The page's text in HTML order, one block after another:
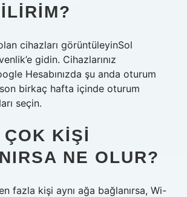
cihazları görüntüleyinSol
gidin. Cihazlarınız
Hesabınızda şu anda oturum
son birkaç hafta içinde oturum
seçin.
KIŞI
NE OLUR?
fazla kişi aynı ağa bağlanırsa, Wi-